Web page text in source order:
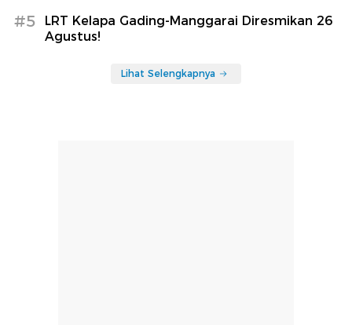
#5
LRT Kelapa Gading-Manggarai Diresmikan 26
Agustus!
Lihat Selengkapnya